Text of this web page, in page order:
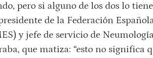
pero si alguno de los dos lo
de la Federación
y jefe de servicio de
que matiza: “esto no significa